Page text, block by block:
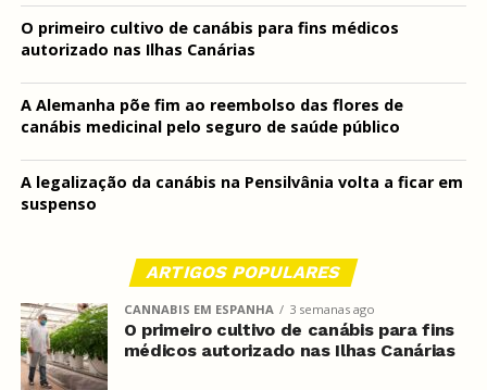
O primeiro cultivo de canábis para fins médicos
autorizado nas Ilhas Canárias
A Alemanha põe fim ao reembolso das flores de
canábis medicinal pelo seguro de saúde público
A legalização da canábis na Pensilvânia volta a ficar em
suspenso
ARTIGOS POPULARES
CANNABIS EM ESPANHA 3 semanas ago
O primeiro cultivo de canábis para fins
médicos autorizado nas Ilhas Canárias